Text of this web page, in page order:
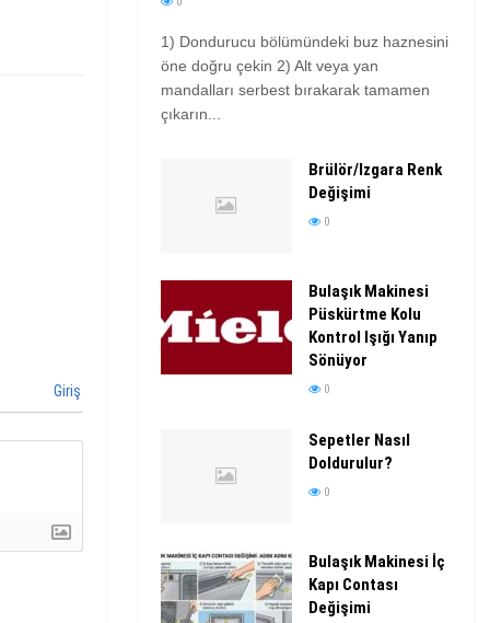
Giriş
1) Dondurucu bölümündeki buz haznesini
öne doğru çekin 2) Alt veya yan
mandalları serbest bırakarak tamamen
çıkarın...
Brülör/Izgara Renk
Değişimi
0
Bulaşık Makinesi
Püskürtme Kolu
Kontrol Işığı Yanıp
Sönüyor
0
Sepetler Nasıl
Doldurulur?
0
Bulaşık Makinesi İç
Kapı Contası
Değişimi